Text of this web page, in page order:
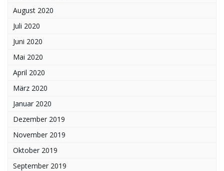
August 2020
Juli 2020
Juni 2020
Mai 2020
April 2020
März 2020
Januar 2020
Dezember 2019
November 2019
Oktober 2019
September 2019